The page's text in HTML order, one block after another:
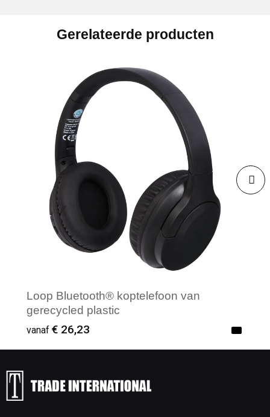
Gerelateerde producten
Loop Bluetooth® koptelefoon van
gerecycled plastic
vanaf € 26,23
Minimale afname: 1